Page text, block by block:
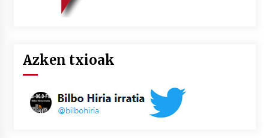
Azken txioak